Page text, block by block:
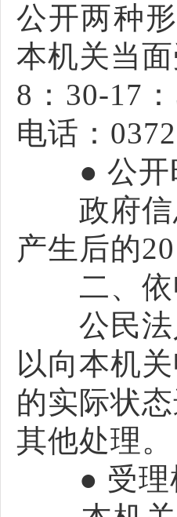
公开两种
本机关当
8：30-17
电话：
● 公开
政府信息
产生后的
二、依
公民法人
以向本机
的实际状
其他处理。
● 受理